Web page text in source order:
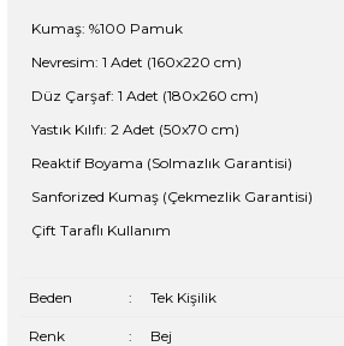
Kumaş: %100 Pamuk
Nevresim: 1 Adet (160x220 cm)
Düz Çarşaf: 1 Adet (180x260 cm)
Yastık Kılıfı: 2 Adet (50x70 cm)
Reaktif Boyama (Solmazlık Garantisi)
Sanforized Kumaş (Çekmezlik Garantisi)
Çift Taraflı Kullanım
Beden : Tek Kişilik
Renk : Bej